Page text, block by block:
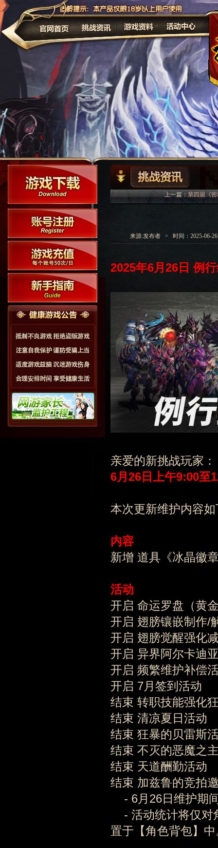
公告
上一篇：第四届《
来源:发布者 > 时间：2025-06-26
2025年6月 26 日 例行
亲爱的新挑战玩家：
6月 26 日上午9:00至1
本次更新维护内容
内容
新增 道具《冰晶徽
活动
开启 命运罗盘（黄
开启 翅膀镶嵌制作/
开启 翅膀觉醒强化
开启 异界阿尔卡迪
开启 频繁维护补偿
开启 7月签到活动
结束 转职技能强化
结束 清凉夏日活动
结束 狂暴的贝雷斯
结束 不灭的恶魔之
结束 天道酬勤活动
结束 加兹鲁的竞拍
- 6月26日维护期
- 活动统计将仅对
置于【角色背包】中